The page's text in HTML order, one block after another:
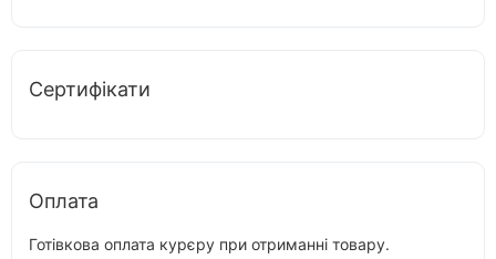
Сертифікати
Оплата
Готівкова оплата курєру при отриманні товару.